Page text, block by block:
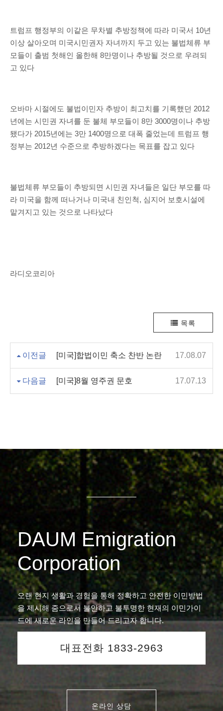
트럼프 행정부의 이같은 무차별 추방정책에 따라 미국서 10년
이상 살아오며 미국시민권자 자녀까지 두고 있는 불법체류 부
모들이 출범 첫해인 올한해 8만명이나 추방될 것으로 우려되
고 있다
오바마 시절에도 불법이민자 추방이 최고치를 기록했던 2012
년에는 시민권 자녀를 둔 불체 부모들이 8만 3000명이나 추방
됐다가 2015년에는 3만 1400명으로 대폭 줄었는데 트럼프 행
정부는 2012년 수준으로 추방하겠다는 목표를 잡고 있다
불법체류 부모들이 추방되면 시민권 자녀들은 일단 부모를 따
라 미국을 함께 떠나거나 미국내 친인척, 심지어 보호시설에
맡겨지고 있는 것으로 나타났다
라디오코리아
목록
이전글 [미국]합법이민 축소 찬반 논란 17.08.07
다음글 [미국]8월 영주권 문호 17.07.13
DAUM Emigration
Corporation
오랜 현지 생활과 경험을 통해 정확하고 안전한 이민방법
을 제시해 줌으로서 불안하고 불투명한 현재의 이민가이
드에 새로운 라인을 만들어 드리고자 합니다.
대표전화 1833-2963
온라인 상담